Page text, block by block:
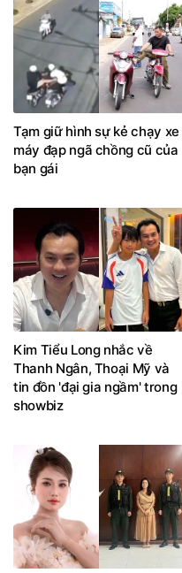
Tạm giữ hình sự kẻ chạy xe
máy đạp ngã chồng cũ của
bạn gái
Kim Tiểu Long nhắc về
Thanh Ngân, Thoại Mỹ và
tin đồn 'đại gia ngầm' trong
showbiz